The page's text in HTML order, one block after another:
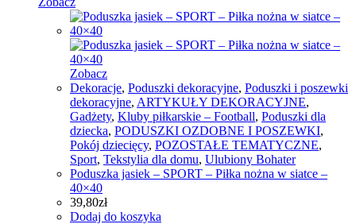
Zobacz
Dekoracje, Poduszki dekoracyjne, Poduszki i poszewki
dekoracyjne, ARTYKUŁY DEKORACYJNE,
Gadżety, Kluby piłkarskie – Football, Poduszki dla
dziecka, PODUSZKI OZDOBNE I POSZEWKI,
Pokój dziecięcy, POZOSTAŁE TEMATYCZNE,
Sport, Tekstylia dla domu, Ulubiony Bohater
Poduszka jasiek – SPORT – Piłka nożna w siatce –
40×40
39,80zł
Dodaj do koszyka